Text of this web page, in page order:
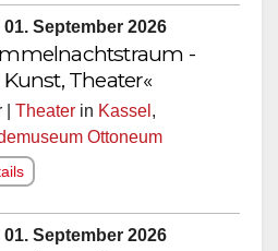
September 2026
-
Theater«
| Theater in Kassel,
Ottoneum
September 2026